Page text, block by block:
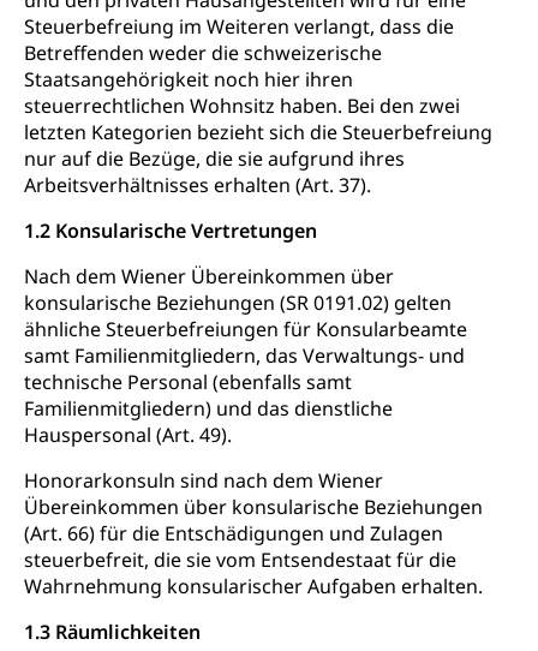
Steuerbefreiung im Weiteren verlangt, dass die
Betreffenden weder die schweizerische
Staatsangehörigkeit noch hier ihren
steuerrechtlichen Wohnsitz haben. Bei den zwei
letzten Kategorien bezieht sich die Steuerbefreiung
nur auf die Bezüge, die sie aufgrund ihres
Arbeitsverhältnisses erhalten (Art. 37).
1.2 Konsularische Vertretungen
Nach dem Wiener Übereinkommen über
konsularische Beziehungen (SR 0191.02) gelten
ähnliche Steuerbefreiungen für Konsularbeamte
samt Familienmitgliedern, das Verwaltungs- und
technische Personal (ebenfalls samt
Familienmitgliedern) und das dienstliche
Hauspersonal (Art. 49).
Honorarkonsuln sind nach dem Wiener
Übereinkommen über konsularische Beziehungen
(Art. 66) für die Entschädigungen und Zulagen
steuerbefreit, die sie vom Entsendestaat für die
Wahrnehmung konsularischer Aufgaben erhalten.
1.3 Räumlichkeiten
Sorge
Adoption
Aufenthaltsbewilligungen
Niederlassungsbewilligung, Aufenthalt,
Niederlassung, Wohnsitz
Amt für Migration
Ausweise und Bescheinigungen
Reisepass, Identitätskarte, Visum, Geburtsurkunde
Jagdausweis, Fischereiausweis
Strafregisterauszug bestellen
Waffen, Sprengstoffe und Pyrotechnik
Reisepass, Identitätskarte
Strassenverkehrsamt (Führerausweis,
Namensänderungen
Einbürgerung
Nationalität, Staatsangehörigkeit,
Staatsbürgerschaft, Bürgerrecht, Erwerb des
Bürgerrechts, Verlust des Bürgerrechts,
Einbürgerungsverfahren
Einbürgerungen
Geburt
Geburtsurkunde, Geburtsschein, Geburtsanzeige
Familienzulagen (WAS Luzern)
Schwangerschaft / Geburt (gruezi.lu.ch)
Kinder und Jugendliche
Mündigkeit, Kindesschutz, Jugendschutz
Kinder- und Jugendförderung
Pflege / Pflegeheim